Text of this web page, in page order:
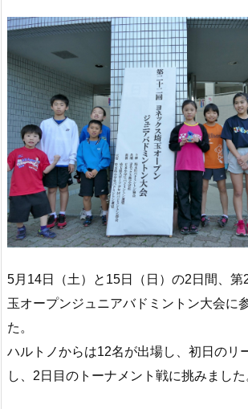
5月14日（土）と15日（日）の2日間、 第
玉オープンジュニアバドミントン大会に
た。
ハルトノからは12名が出場し、初日のリ
し、 2日目のトーナメント戦に挑みました